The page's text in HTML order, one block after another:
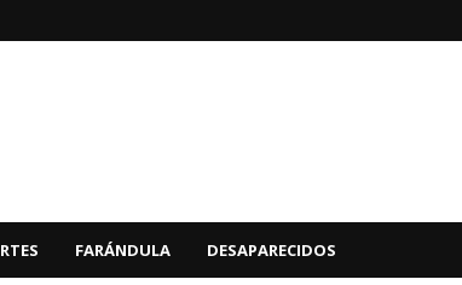
FARÁNDULA DESAPARECIDOS